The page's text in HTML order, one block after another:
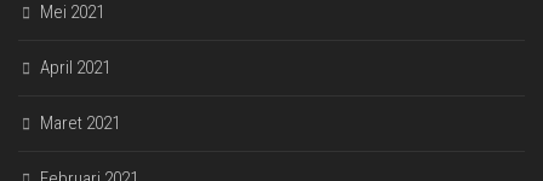
Mei 2021
April 2021
Maret 2021